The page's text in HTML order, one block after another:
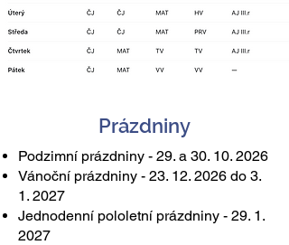
Prázdniny
Podzimní prázdniny - 29. a 30. 10. 2026
Vánoční prázdniny - 23. 12. 2026 do 3.
1. 2027
Jednodenní pololetní prázdniny - 29. 1.
2027